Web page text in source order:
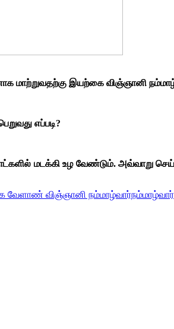
இயற்கை விஞ்ஞானி
எப்படி?
மடக்கி உழ வேண்டும். அவ்வாறு
வேளாண் விஞ்ஞானி நம்மாழ்வார்நம்மாழ்வார்